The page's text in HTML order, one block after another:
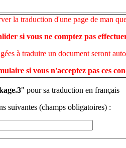
la traduction d'une page de man
si vous ne comptez pas
à traduire un document seront
si vous n'acceptez pas ces
" pour sa traduction en français
suivantes (champs obligatoires) :